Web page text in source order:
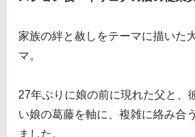
家族の絆と赦しをテーマに描いた
マ。
27年ぶりに娘の前に現れた父と、
い娘の葛藤を軸に、複雑に絡み合
ました。